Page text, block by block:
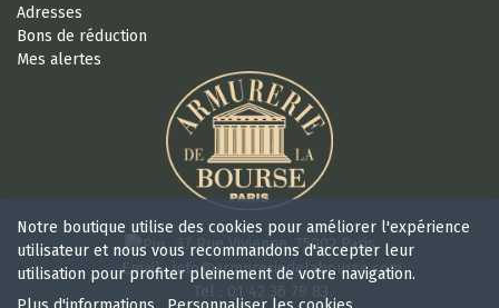
Adresses
Bons de réduction
Mes alertes
37 Rue Vivienne, 75002 Paris
Email : info@armureriedelabourse.com
Notre boutique utilise des cookies pour améliorer l'expérience
utilisateur et nous vous recommandons d'accepter leur
utilisation pour profiter pleinement de votre navigation.